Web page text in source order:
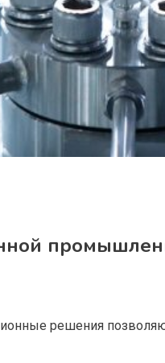
решения